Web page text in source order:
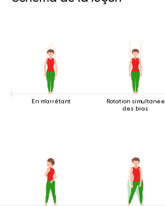
En m'arrêtant
Rotation simultanée
des bras